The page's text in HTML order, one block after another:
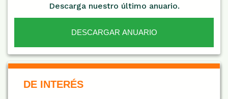
Descarga nuestro último anuario.
DESCARGAR ANUARIO
De Interés NARANJA
DE INTERÉS